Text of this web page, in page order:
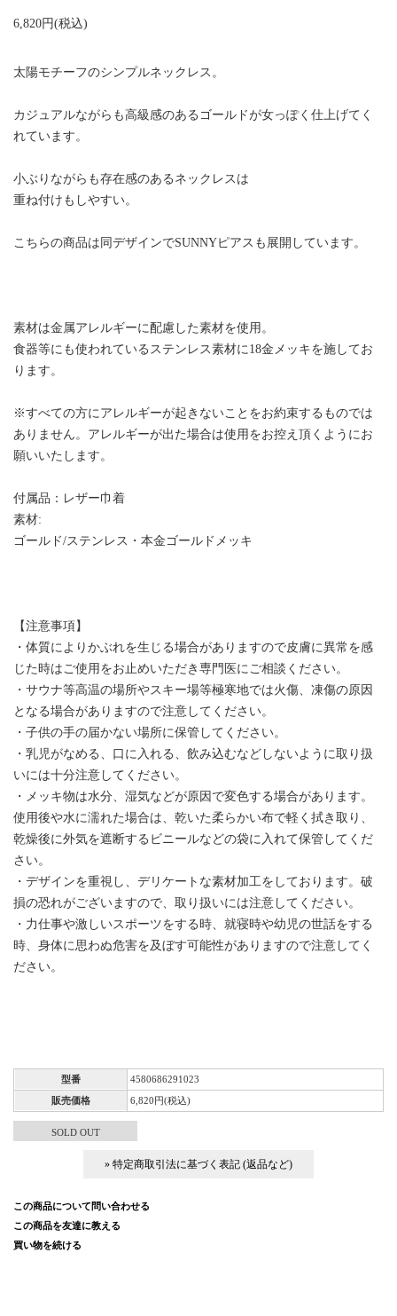
6,820円(税込)
太陽モチーフのシンプルネックレス。
カジュアルながらも高級感のあるゴールドが女っぽく仕上げてく
れています。
小ぶりながらも存在感のあるネックレスは
重ね付けもしやすい。
こちらの商品は同デザインでSUNNYピアスも展開しています。
素材は金属アレルギーに配慮した素材を使用。
食器等にも使われているステンレス素材に18金メッキを施してお
ります。
※すべての方にアレルギーが起きないことをお約束するものでは
ありません。アレルギーが出た場合は使用をお控え頂くようにお
願いいたします。
付属品：レザー巾着
素材:
ゴールド/ステンレス・本金ゴールドメッキ
【注意事項】
・体質によりかぶれを生じる場合がありますので皮膚に異常を感
じた時はご使用をお止めいただき専門医にご相談ください。
・サウナ等高温の場所やスキー場等極寒地では火傷、凍傷の原因
となる場合がありますので注意してください。
・子供の手の届かない場所に保管してください。
・乳児がなめる、口に入れる、飲み込むなどしないように取り扱
いには十分注意してください。
・メッキ物は水分、湿気などが原因で変色する場合があります。
使用後や水に濡れた場合は、乾いた柔らかい布で軽く拭き取り、
乾燥後に外気を遮断するビニールなどの袋に入れて保管してくだ
さい。
・デザインを重視し、デリケートな素材加工をしております。破
損の恐れがございますので、取り扱いには注意してください。
・力仕事や激しいスポーツをする時、就寝時や幼児の世話をする
時、身体に思わぬ危害を及ぼす可能性がありますので注意してく
ださい。
型番
4580686291023
販売価格
6,820円(税込)
SOLD OUT
» 特定商取引法に基づく表記 (返品など)
この商品について問い合わせる
この商品を友達に教える
買い物を続ける